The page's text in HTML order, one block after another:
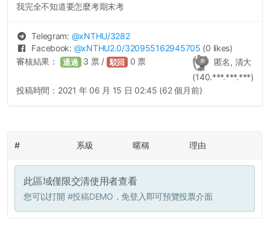
我完全不知道要怎麼考期末考
Telegram: @xNTHU/3282
Facebook: @xNTHU2.0/320955162945705 (0 likes)
匿名, 清大
(140.***.***.***)
審核結果： 通過 3 票 / 駁回 0 票
投稿時間： 2021 年 06 月 15 日 02:45 (62 個月前)
# 系級 暱稱 理由
此區域僅限交清使用者查看
您可以打開 #投稿DEMO ，免登入即可預覽投票介面